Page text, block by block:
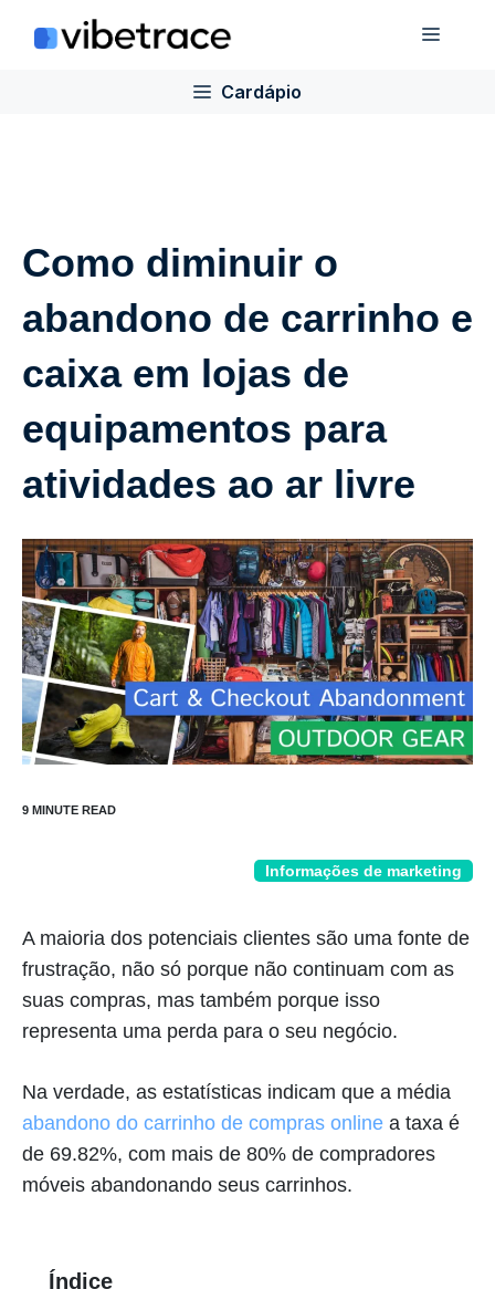
para
Cardápio
Como diminuir o
abandono de carrinho e
caixa em lojas de
equipamentos para
atividades ao ar livre
Informações de marketing
A maioria dos potenciais clientes são uma fonte de
frustração, não só porque não continuam com as
suas compras, mas também porque isso
representa uma perda para o seu negócio.
Na verdade, as estatísticas indicam que a média
abandono do carrinho de compras online a taxa é
de 69.82%, com mais de 80% de compradores
móveis abandonando seus carrinhos.
Índice